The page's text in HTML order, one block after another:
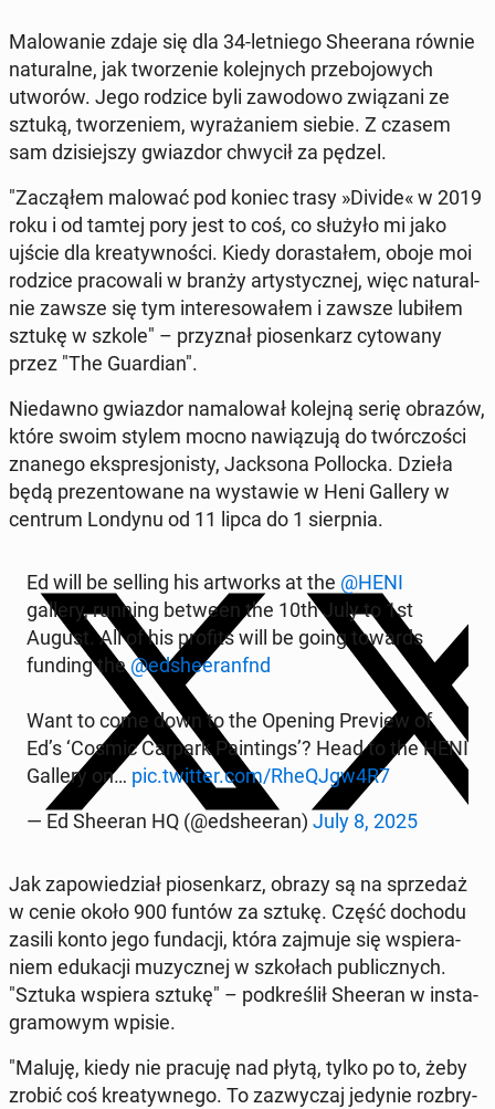
Ma­lo­wa­nie zdaje się dla 34-let­nie­go She­era­na równie
na­tu­ral­ne, jak two­rze­nie ko­lej­nych prze­bo­jo­wych
utworów. Jego rodzice byli za­wo­do­wo zwią­za­ni ze
sztuką, two­rze­niem, wy­ra­ża­niem siebie. Z czasem
sam dzi­siej­szy gwiaz­dor chwycił za pędzel.
"Za­czą­łem malować pod koniec trasy »Di­vi­de« w 2019
roku i od tamtej pory jest to coś, co służyło mi jako
ujście dla kre­atyw­no­ści. Kiedy do­ra­sta­łem, oboje moi
rodzice pra­co­wa­li w branży ar­ty­stycz­nej, więc na­tu­ral­
nie zawsze się tym in­te­re­so­wa­łem i zawsze lubiłem
sztukę w szkole" – przy­znał pio­sen­karz cy­to­wa­ny
przez "The Gu­ar­dian".
Nie­daw­no gwiaz­dor na­ma­lo­wał kolejną serię obrazów,
które swoim stylem mocno na­wią­zu­ją do twór­czo­ści
znanego eks­pre­sjo­ni­sty, Jack­so­na Pol­loc­ka. Dzieła
będą pre­zen­to­wa­ne na wy­sta­wie w Heni Gallery w
centrum Londynu od 11 lipca do 1 sierp­nia.
Ed will be selling his ar­tworks at the @HENI
gallery, running between the 10th July to 1st
August. All of his profits will be going towards
funding the@ed­she­eranfnd
Want to come down to the Opening Preview of
Ed’s ‘Cosmic Carpark Pa­in­tings’? Head to the HENI
Gallery on… pic.twitter.com/RheQJgw4R7
— Ed Sheeran HQ (@ed­she­eran) July 8, 2025
Jak za­po­wie­dział pio­sen­karz, obrazy są na sprze­daż
w cenie około 900 funtów za sztukę. Część dochodu
zasili konto jego fun­da­cji, która zajmuje się wspie­ra­
niem edu­ka­cji mu­zycz­nej w szko­łach pu­blicz­nych.
"Sztuka wspiera sztukę" – pod­kre­ślił Sheeran w in­sta­
gra­mo­wym wpisie.
"Maluję, kiedy nie pracuję nad płytą, tylko po to, żeby
zrobić coś kre­atyw­ne­go. To za­zwy­czaj jedynie roz­bry­